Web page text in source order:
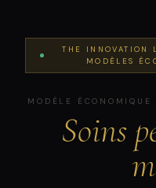
THE INNOVATION
MODÈLES
MODÈLE
Soins